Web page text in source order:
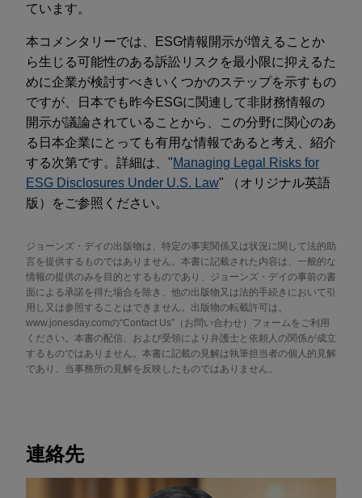
ています。
本コメンタリーでは、ESG情報開示が増えることか
ら生じる可能性のある訴訟リスクを最小限に抑えるた
めに企業が検討すべきいくつかのステップを示すもの
ですが、日本でも昨今ESGに関連して非財務情報の
開示が議論されていることから、この分野に関心のあ
る日本企業にとっても有用な情報であると考え、紹介
する次第です。詳細は、"Managing Legal Risks for
ESG Disclosures Under U.S. Law" （オリジナル英語
版）をご参照ください。
ジョーンズ・デイの出版物は、特定の事実関係又は状況に関して法的助
言を提供するものではありません。本書に記載された内容は、一般的な
情報の提供のみを目的とするものであり、ジョーンズ・デイの事前の書
面による承諾を得た場合を除き、他の出版物又は法的手続きにおいて引
用し又は参照することはできません。出版物の転載許可は、
www.jonesday.comの“Contact Us”（お問い合わせ）フォームをご利用
ください。本書の配信、および受領により弁護士と依頼人の関係が成立
するものではありません。本書に記載の見解は執筆担当者の個人的見解
であり、当事務所の見解を反映したものではありません。
連絡先